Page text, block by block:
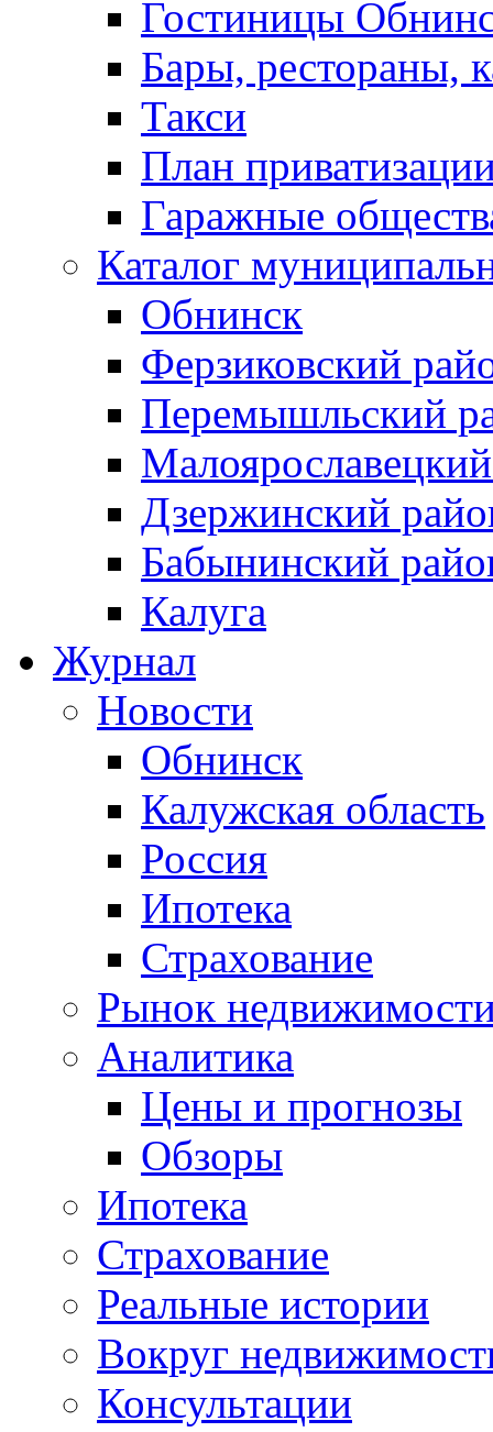
Гостиницы
Бары, рестораны,
Такси
План
Гаражные
Каталог
Обнинск
Ферзиковский
Перемышльский
Дзержинский
Бабынинский
Калуга
Журнал
Новости
Обнинск
Калужская область
Россия
Ипотека
Страхование
Рынок
Аналитика
Цены и прогнозы
Обзоры
Ипотека
Страхование
Реальные истории
Вокруг
Консультации